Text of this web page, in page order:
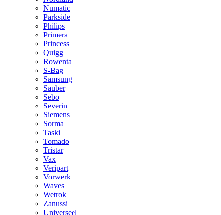
Numatic
Parkside
Philips
Primera
Princess
Quigg
Rowenta
S-Bag
Samsung
Sauber
Sebo
Severin
Siemens
Sorma
Taski
Tomado
Tristar
Vax
Veripart
Vorwerk
Waves
Wetrok
Zanussi
Universeel